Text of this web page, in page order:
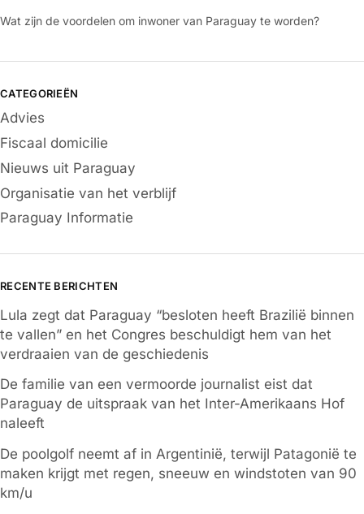
Wat zijn de voordelen om inwoner van Paraguay te worden?
CATEGORIEËN
Advies
Fiscaal domicilie
Nieuws uit Paraguay
Organisatie van het verblijf
Paraguay Informatie
RECENTE BERICHTEN
Lula zegt dat Paraguay “besloten heeft Brazilië binnen
te vallen” en het Congres beschuldigt hem van het
verdraaien van de geschiedenis
De familie van een vermoorde journalist eist dat
Paraguay de uitspraak van het Inter-Amerikaans Hof
naleeft
De poolgolf neemt af in Argentinië, terwijl Patagonië te
maken krijgt met regen, sneeuw en windstoten van 90
km/u